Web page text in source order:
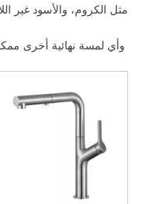
مثل الكروم، والأسود غير
وأي لمسة نهائية أخرى